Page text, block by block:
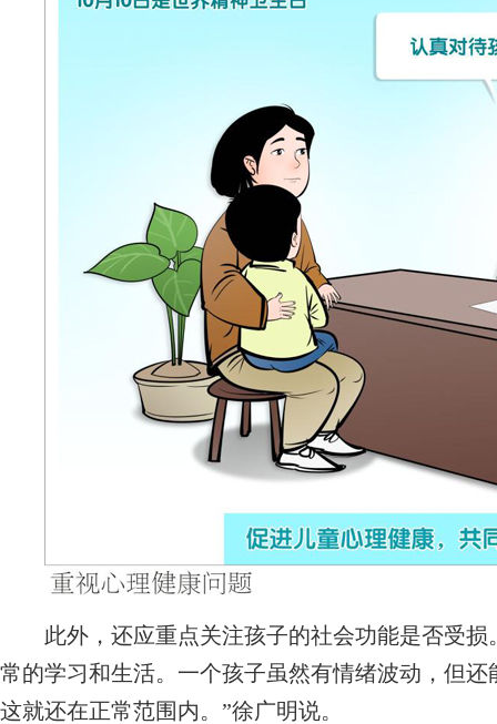
此外，还应重点关注孩子的社会功能是否受损
常的学习和生活。一个孩子虽然有情绪波动，但
这就还在正常范围内。”徐广明说。